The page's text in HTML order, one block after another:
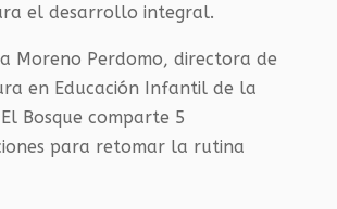
el desarrollo integral.
Moreno Perdomo, directora de
en Educación Infantil de la
Bosque comparte 5
para retomar la rutina